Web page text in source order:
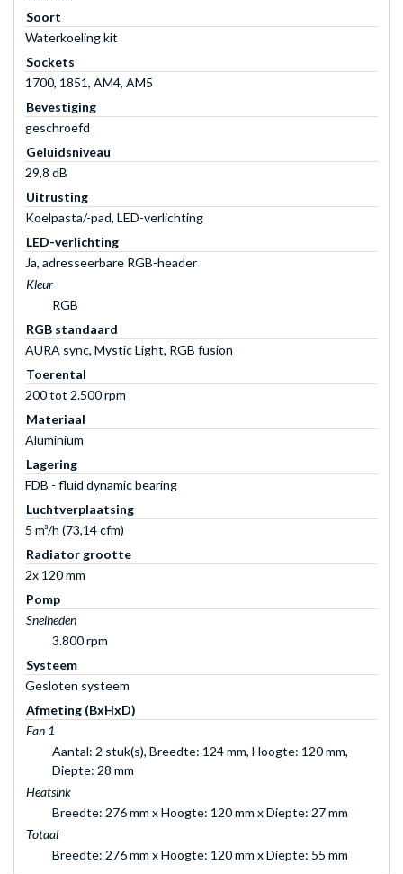
Soort
Waterkoeling kit
Sockets
1700, 1851, AM4, AM5
Bevestiging
geschroefd
Geluidsniveau
29,8 dB
Uitrusting
Koelpasta/-pad, LED-verlichting
LED-verlichting
Ja, adresseerbare RGB-header
Kleur
RGB
RGB standaard
AURA sync, Mystic Light, RGB fusion
Toerental
200 tot 2.500 rpm
Materiaal
Aluminium
Lagering
FDB - fluid dynamic bearing
Luchtverplaatsing
5 m³/h (73,14 cfm)
Radiator grootte
2x 120 mm
Pomp
Snelheden
3.800 rpm
Systeem
Gesloten systeem
Afmeting (BxHxD)
Fan 1
Aantal: 2 stuk(s), Breedte: 124 mm, Hoogte: 120 mm,
Diepte: 28 mm
Heatsink
Breedte: 276 mm x Hoogte: 120 mm x Diepte: 27 mm
Totaal
Breedte: 276 mm x Hoogte: 120 mm x Diepte: 55 mm